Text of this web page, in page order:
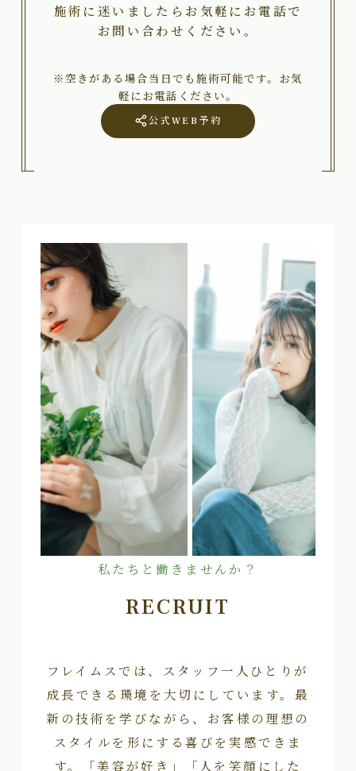
施術に迷いましたらお気軽にお電話で
お問い合わせください。
※空きがある場合当日でも施術可能です。お気
軽にお電話ください。
公式WEB予約
私たちと働きませんか？
RECRUIT
フレイムスでは、スタッフ一人ひとりが
成長できる環境を大切にしています。最
新の技術を学びながら、お客様の理想の
スタイルを形にする喜びを実感できま
す。「美容が好き」「人を笑顔にした